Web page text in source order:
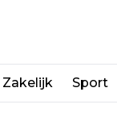
Zakelijk Sport